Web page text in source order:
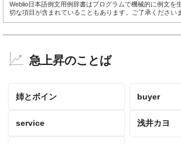
Weblio日本語例文用例辞書はプログラムで機械的に例文を
切な項目が含まれていることもあります。ご了承ください
急上昇のことば
姉とボイン buyer
service 浅井カヨ